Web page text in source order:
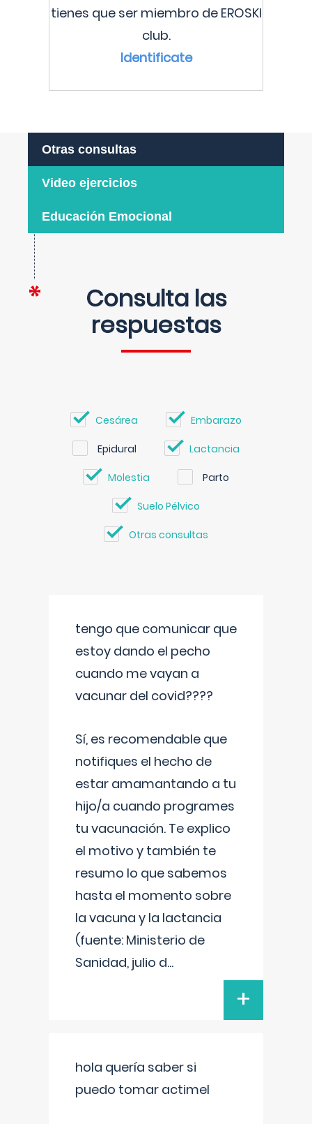
tienes que ser miembro de EROSKI
club.
Identificate
Otras consultas
Video ejercicios
Educación Emocional
Consulta las
respuestas
Cesárea Embarazo
Epidural Lactancia
Molestia Parto
Suelo Pélvico
Otras consultas
tengo que comunicar que
estoy dando el pecho
cuando me vayan a
vacunar del covid????
Sí, es recomendable que
notifiques el hecho de
estar amamantando a tu
hijo/a cuando programes
tu vacunación. Te explico
el motivo y también te
resumo lo que sabemos
hasta el momento sobre
la vacuna y la lactancia
(fuente: Ministerio de
Sanidad, julio d...
+
hola quería saber si
puedo tomar actimel